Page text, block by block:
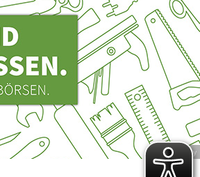
© Ducky